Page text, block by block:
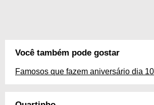
Você também pode gostar
Famosos que fazem aniversário dia